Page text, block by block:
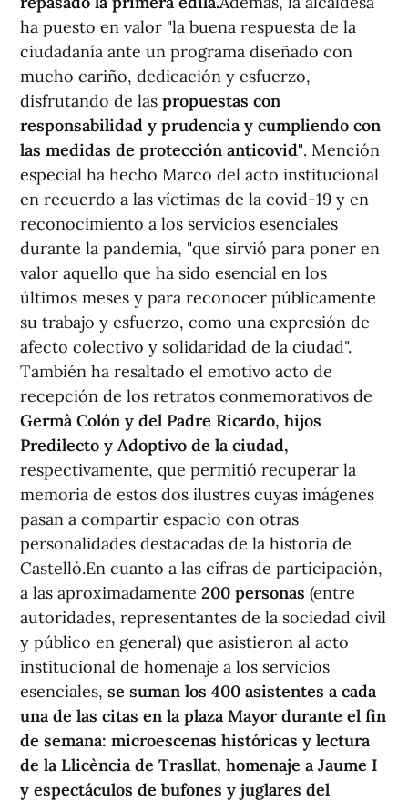
ha puesto en valor "la buena respuesta de la
ciudadanía ante un programa diseñado con
mucho cariño, dedicación y esfuerzo,
disfrutando de las propuestas con
responsabilidad y prudencia y cumpliendo con
las medidas de protección anticovid". Mención
especial ha hecho Marco del acto institucional
en recuerdo a las víctimas de la covid-19 y en
reconocimiento a los servicios esenciales
durante la pandemia, "que sirvió para poner en
valor aquello que ha sido esencial en los
últimos meses y para reconocer públicamente
su trabajo y esfuerzo, como una expresión de
afecto colectivo y solidaridad de la ciudad".
También ha resaltado el emotivo acto de
recepción de los retratos conmemorativos de
Germà Colón y del Padre Ricardo, hijos
Predilecto y Adoptivo de la ciudad,
respectivamente, que permitió recuperar la
memoria de estos dos ilustres cuyas imágenes
pasan a compartir espacio con otras
personalidades destacadas de la historia de
Castelló.En cuanto a las cifras de participación,
a las aproximadamente 200 personas (entre
autoridades, representantes de la sociedad civil
y público en general) que asistieron al acto
institucional de homenaje a los servicios
esenciales, se suman los 400 asistentes a cada
una de las citas en la plaza Mayor durante el fin
de semana: microescenas históricas y lectura
de la Llicència de Trasllat, homenaje a Jaume I
y espectáculos de bufones y juglares del